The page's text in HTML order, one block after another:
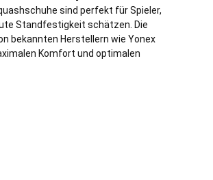
sind perfekt für Spieler,
Standfestigkeit schätzen. Die
bekannten Herstellern wie Yonex
Komfort und optimalen